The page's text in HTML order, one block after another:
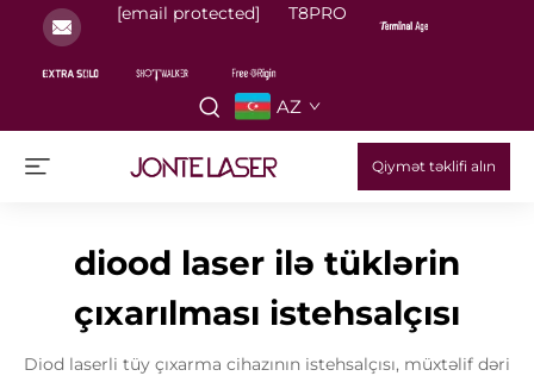
[email protected] T8PRO
AZ
Qiymət təklifi alın
diood laser ilə tüklərin
çıxarılması istehsalçısı
Diod laserli tüy çıxarma cihazının istehsalçısı, müxtəlif dəri